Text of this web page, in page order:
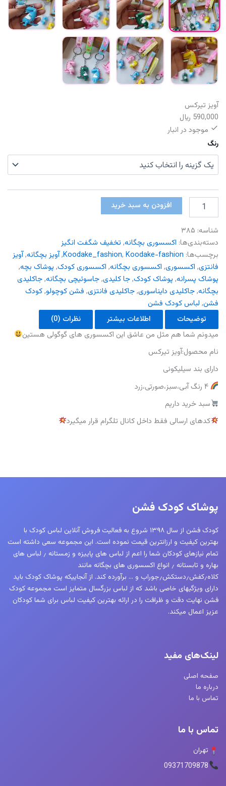
آویز تیرکس
590,000 ﷼
موجود در انبار
رنگ
تیرکس
افزودن به سبد خرید
شناسه: ۳۸۵
دسته‌بندی‌ها: اکسسوری بچگانه, تخفیف شگفت انگیز
برچسب‌ها:
Koodake_fashion,Koodake-fashion
,آویز بچگانه,آویز
فانتزی, اکسسوری, اکسسوری بچگانه, اکسسوری کودک, پوشاک بچه,
پوشاک پسرانه, پوشاک کودک,جا کلیدی,جاسوئیچی بچگانه,جاکلیدی
بچگانه,جاکلیدی دایناسوری,جاکلیدی فانتزی, فشن کوچولو,کودک
فشن, لباس کودک فشن
توضیحات
اطلاعات بیشتر
نظرات (0)
میدونم شما هم مثل من عاشق این اکسسوری های گوگولی هستین
نام‌ محصول:آویز تیرکس
دارای بند سیلیکونی
۴ رنگ آبی،سبز،صورتی،زرد
سبد خرید داریم
کدهای ارسالی فقط داخل کانال تلگرام قرار میگیرد
پوشاک کودک فشن
کودک فشن از سال ۱۳۹۸ شروع به فعالیت فروش آنلاین لباس کودک با
بهترین کیفیت و ارزانترین قیمت نموده است. این مجموعه سعی داشته است
تمام نیازهای کودکان شما را اعم از لباس های پاییزه و زمستانه ٫ لباس های
بهاره و تابستانه ٫ انواع اکسسوری های بچگانه مانند
کلاه٫کفش٫دستکش٫جوراب و … برآورده کند. از آنجاییکه پوشاک کودک باید
دارای ویژگیهای خاصی باشد که از لباس بزرگسال متمایز است مجموعه کودک
فشن نهایت دقت و ظرافت را در ارائه بهترین کیفیت لباس برای شما کودکان
عزیز اعمال میکند.
لینک‌های مفید
صفحه اصلی
درباره ما
تماس با ما
تماس با ما
تهران
09371709878